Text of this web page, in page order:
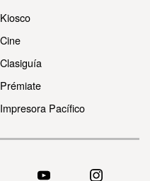
Kiosco
Cine
Clasiguía
Prémiate
Impresora Pacífico